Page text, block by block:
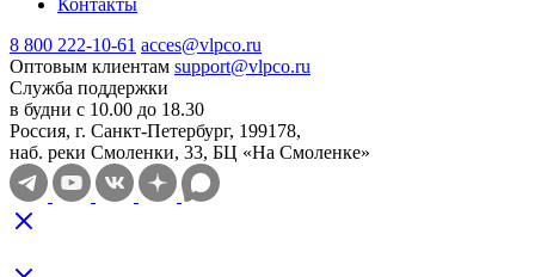
Контакты
8 800 222-10-61 acces@vlpco.ru
Оптовым клиентам support@vlpco.ru
Служба поддержки
в будни с 10.00 до 18.30
Россия, г. Санкт-Петербург, 199178,
наб. реки Смоленки, 33, БЦ «На Смоленке»